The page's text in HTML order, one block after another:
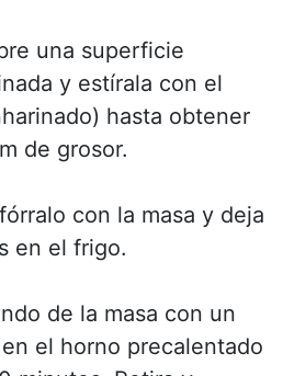
una superficie
y estírala con el
hasta obtener
de grosor.
con la masa y deja
en el frigo.
de la masa con un
el horno precalentado